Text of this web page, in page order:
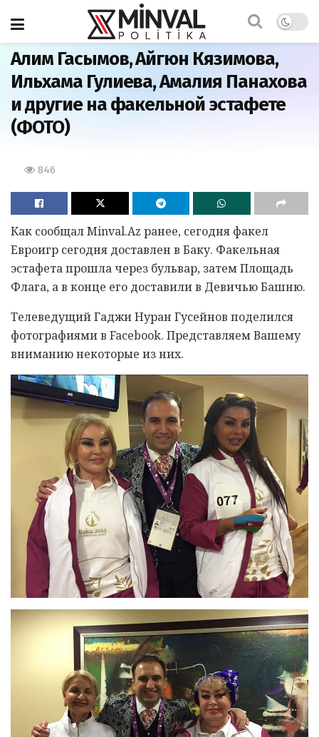
Главная
Алим Гасымов, Айгюн Кязимова,
Ильхама Гулиева, Амалия Панахова
и другие на факельной эстафете
(ФОТО)
846
Как сообщал Minval.Az ранее, сегодня факел
Евроигр сегодня доставлен в Баку. Факельная
эстафета прошла через бульвар, затем Площадь
Флага, а в конце его доставили в Девичью Башню.
Телеведущий Гаджи Нуран Гусейнов поделился
фотографиями в Facebook. Представляем Вашему
вниманию некоторые из них.